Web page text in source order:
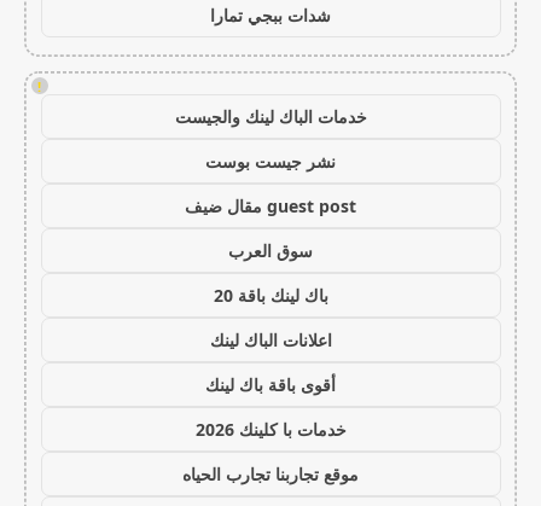
شدات ببجي تمارا
!
خدمات الباك لينك والجيست
نشر جيست بوست
guest post مقال ضيف
سوق العرب
باك لينك باقة 20
اعلانات الباك لينك
أقوى باقة باك لينك
خدمات با كلينك 2026
موقع تجاربنا تجارب الحياه